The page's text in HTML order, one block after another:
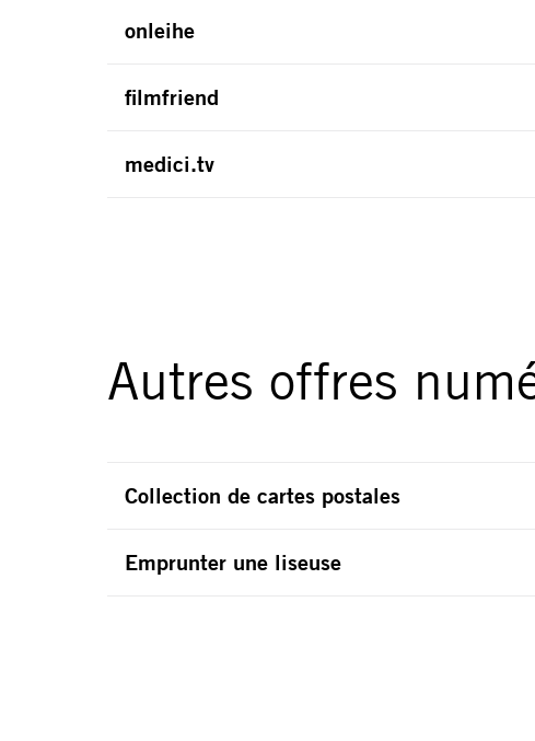
onleihe
filmfriend
medici.tv
Autres offres
Collection de cartes postales
Emprunter une liseuse